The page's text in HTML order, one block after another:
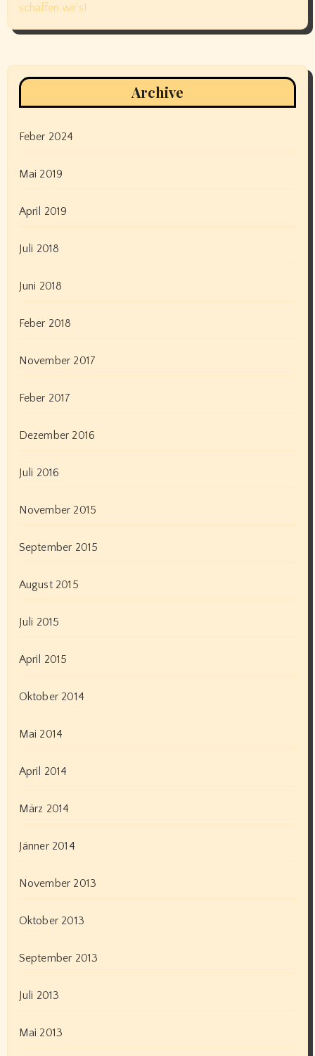
schaffen wir’s!
Archive
Feber 2024
Mai 2019
April 2019
Juli 2018
Juni 2018
Feber 2018
November 2017
Feber 2017
Dezember 2016
Juli 2016
November 2015
September 2015
August 2015
Juli 2015
April 2015
Oktober 2014
Mai 2014
April 2014
März 2014
Jänner 2014
November 2013
Oktober 2013
September 2013
Juli 2013
Mai 2013